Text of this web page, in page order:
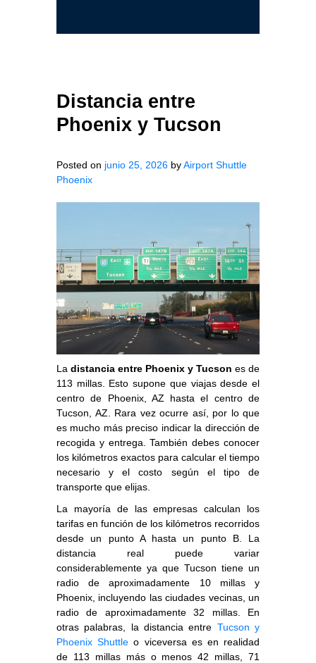
Distancia entre
Phoenix y Tucson
Posted on junio 25, 2026 byAirport Shuttle
Phoenix
La distancia entre Phoenix y Tucson es de
113 millas. Esto supone que viajas desde el
centro de Phoenix, AZ hasta el centro de
Tucson, AZ. Rara vez ocurre así, por lo que
es mucho más preciso indicar la dirección de
recogida y entrega. También debes conocer
los kilómetros exactos para calcular el tiempo
necesario y el costo según el tipo de
transporte que elijas.
La mayoría de las empresas calculan los
tarifas en función de los kilómetros recorridos
desde un punto A hasta un punto B. La
distancia real puede variar
considerablemente ya que Tucson tiene un
radio de aproximadamente 10 millas y
Phoenix, incluyendo las ciudades vecinas, un
radio de aproximadamente 32 millas. En
otras palabras, la distancia entre Tucson y
Phoenix Shuttle o viceversa es en realidad
de 113 millas más o menos 42 millas, 71